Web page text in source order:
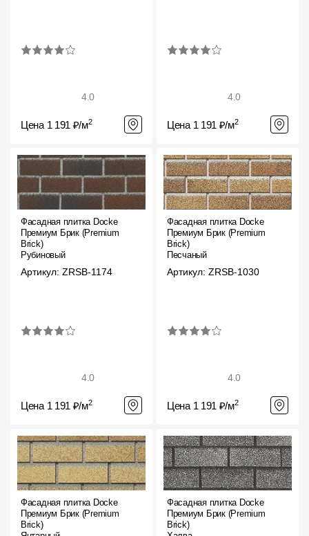
Награды
Предложения по сотрудничеству
Вакансии
Отзывы
Самарская область
Где купить?
125212, Россия, Москва, Головинское ш., д. 5, стр. 1 (БЦ
Режим работы
Пн-Пт - 10-19
Сб-Вс - выходной
4.0
Цена 1 191 ₽/м2
4.0
Цена 1 191 ₽/м2
Фасадная плитка Docke
Премиум Брик (Premium
Brick)
Рубиновый
Артикул: ZRSB-1174
4.0
Цена 1 191 ₽/м2
Фасадная плитка Docke
Премиум Брик (Premium
Brick)
Песчаный
Артикул: ZRSB-1030
4.0
Цена 1 191 ₽/м2
Фасадная плитка Docke
Премиум Брик (Premium
Brick)
Фасадная плитка Docke
Премиум Брик (Premium
Brick)